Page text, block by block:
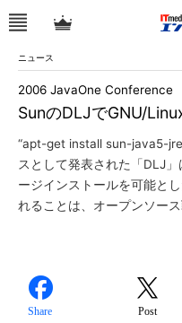
ニュース
SunのDLJでGNU/
2006 JavaOne Conference
“apt-get install sun-java5-
スとして発表された「DLJ
ージインストールを可能と
れることは、オープンソー
Share Post